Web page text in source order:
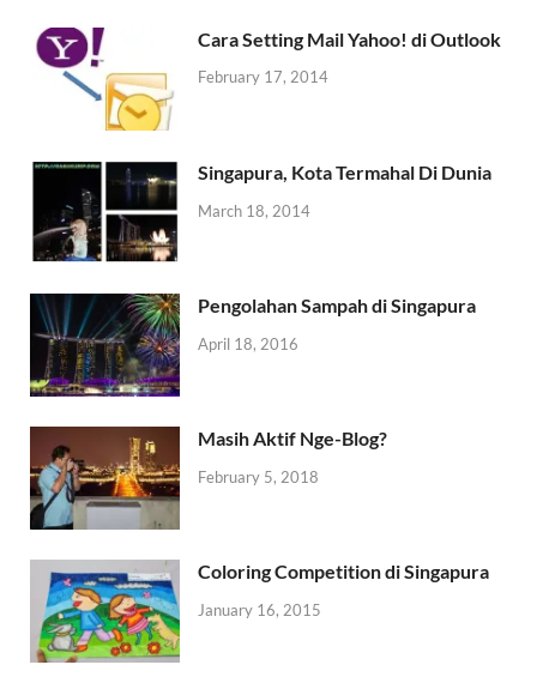
Cara Setting Mail Yahoo! di Outlook
February 17, 2014
Singapura, Kota Termahal Di Dunia
March 18, 2014
Pengolahan Sampah di Singapura
April 18, 2016
Masih Aktif Nge-Blog?
February 5, 2018
Coloring Competition di Singapura
January 16, 2015